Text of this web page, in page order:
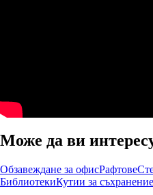
Може да ви
Обзавеждане за офисРафтове
БиблиотекиКутии за съхранение